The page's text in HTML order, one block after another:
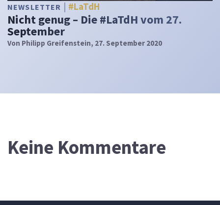
NEWSLETTER #LaTdH
Nicht genug – Die #LaTdH vom 27.
September
Von Philipp Greifenstein, 27. September 2020
Keine Kommentare